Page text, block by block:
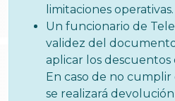
limitaciones operativas.
Un funcionario de
validez del
aplicar los
En caso de no cumplir
se realizará